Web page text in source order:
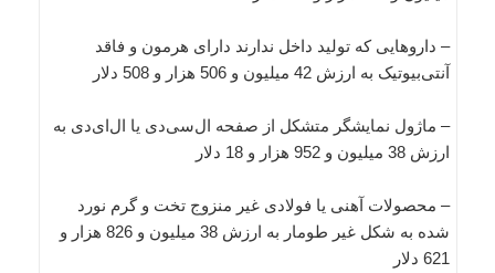
– داروهایی که تولید داخل ندارند دارای هرمون و فاقد
آنتی‌بیوتیک به ارزش 42 میلیون و 506 هزار و 508 دلار
– ماژول نمایشگر متشکل از صفحه ال‌سی‌دی یا ال‌ای‌دی به
ارزش 38 میلیون و 952 هزار و 18 دلار
– محصولات آهنی یا فولادی غیر منزوج تخت و گرم نورد
شده به شکل غیر طومار به ارزش 38 میلیون و 826 هزار و
621 دلار